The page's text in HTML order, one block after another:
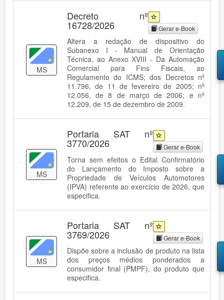
MS
Decreto nº
16728/2026 Gerar e-Book
Altera a redação de dispositivo do
Subanexo I - Manual de Orientação
Técnica, ao Anexo XVIII - Da Automação
Comercial para Fins Fiscais, ao
Regulamento do ICMS; dos Decretos nº
11.796, de 11 de fevereiro de 2005; nº
12.056, de 8 de março de 2006; e nº
12.209, de 15 de dezembro de 2009.
MS
Portaria SAT nº
3770/2026 Gerar e-Book
Torna sem efeitos o Edital Confirmatório
do Lançamento do Imposto sobre a
Propriedade de Veículos Automotores
(IPVA) referente ao exercício de 2026, que
especifica.
MS
Portaria SAT nº
3769/2026 Gerar e-Book
Dispõe sobre a inclusão de produto na lista
dos preços médios ponderados a
consumidor final (PMPF), do produto que
especifica.